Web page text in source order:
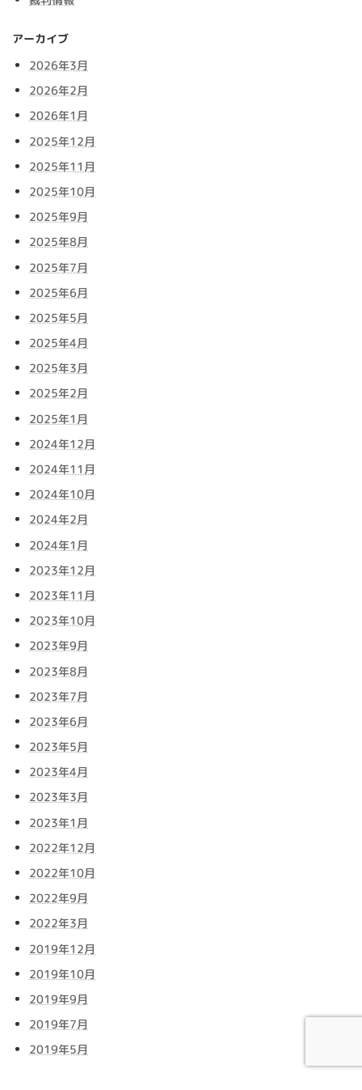
アーカイブ
2026年3月
2026年2月
2026年1月
2025年12月
2025年11月
2025年10月
2025年9月
2025年8月
2025年7月
2025年6月
2025年5月
2025年4月
2025年3月
2025年2月
2025年1月
2024年12月
2024年11月
2024年10月
2024年2月
2024年1月
2023年12月
2023年11月
2023年10月
2023年9月
2023年8月
2023年7月
2023年6月
2023年5月
2023年4月
2023年3月
2023年1月
2022年12月
2022年10月
2022年9月
2022年3月
2019年12月
2019年10月
2019年9月
2019年7月
2019年5月